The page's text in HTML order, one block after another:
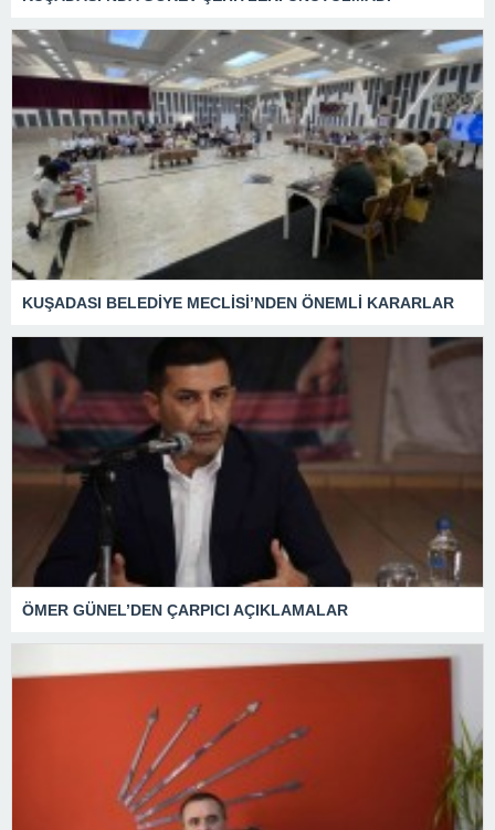
KUŞADASI BELEDİYE MECLİSİ’NDEN ÖNEMLİ KARARLAR
ÖMER GÜNEL’DEN ÇARPICI AÇIKLAMALAR